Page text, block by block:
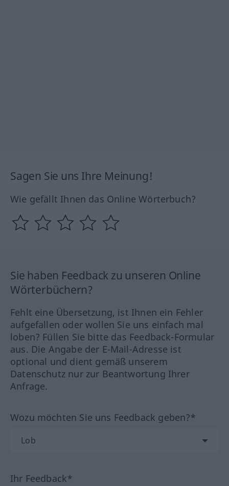
Sagen Sie uns Ihre Meinung!
Wie gefällt Ihnen das Online Wörterbuch?
Sie haben Feedback zu unseren Online
Wörterbüchern?
Fehlt eine Übersetzung, ist Ihnen ein Fehler
aufgefallen oder wollen Sie uns einfach mal
loben? Füllen Sie bitte das Feedback-Formular
aus. Die Angabe der E-Mail-Adresse ist
optional und dient gemäß unserem
Datenschutz nur zur Beantwortung Ihrer
Anfrage.
Wozu möchten Sie uns Feedback geben?*
Ihr Feedback*